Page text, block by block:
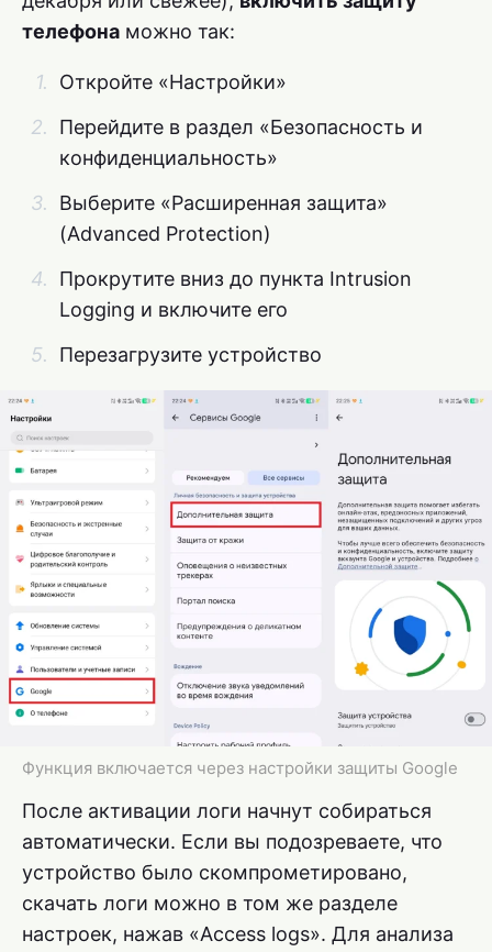
телефона можно так:
Откройте «Настройки»
Перейдите в раздел «Безопасность и
конфиденциальность»
Выберите «Расширенная защита»
(Advanced Protection)
Прокрутите вниз до пункта Intrusion
Logging и включите его
Перезагрузите устройство
Функция включается через настройки защиты Google
После активации логи начнут собираться
автоматически. Если вы подозреваете, что
устройство было скомпрометировано,
скачать логи можно в том же разделе
настроек, нажав «Access logs». Для анализа